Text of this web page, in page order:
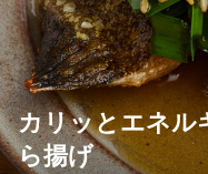
カリッとエネル
ら揚げ